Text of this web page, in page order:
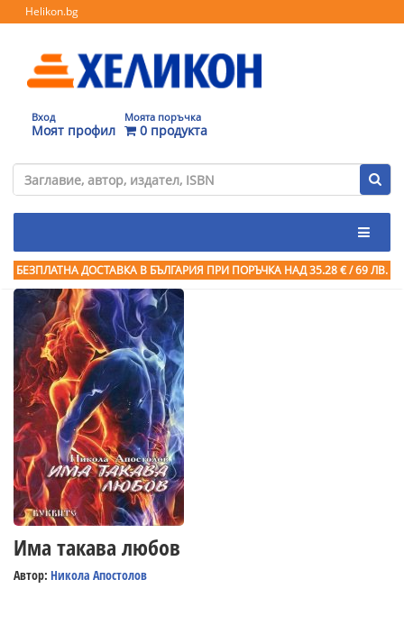
Helikon.bg
Вход
Моят профил
Моята поръчка
0 продукта
БЕЗПЛАТНА ДОСТАВКА В БЪЛГАРИЯ ПРИ ПОРЪЧКА НАД 35.28 € / 69 ЛВ.
Има такава любов
Автор: Никола Апостолов